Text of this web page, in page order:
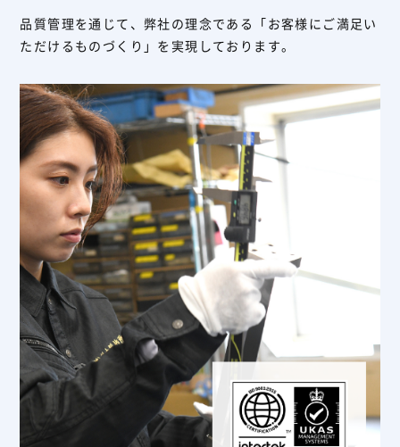
品質管理を通じて、弊社の理念である「お客様にご満足い
ただけるものづくり」を実現しております。